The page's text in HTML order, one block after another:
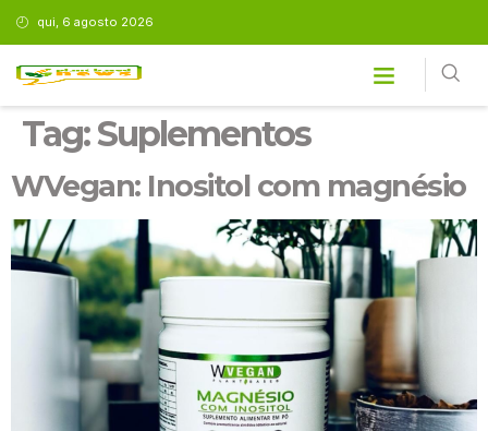
qui, 6 agosto 2026
Tag:Suplementos
WVegan: Inositol com magnésio